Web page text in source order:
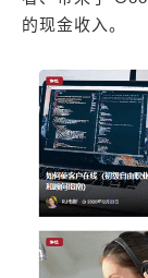
的现金收入。